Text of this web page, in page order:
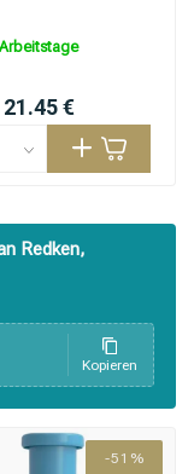
21.45 €
Redken,
Kopieren
-51%